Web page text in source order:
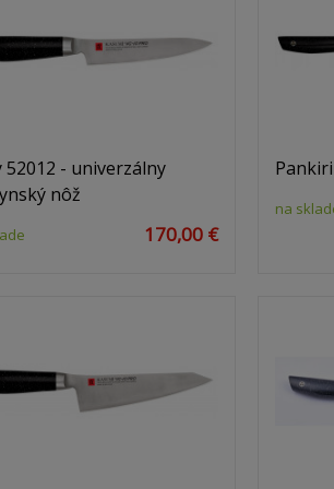
52012 - univerzálny
nôž
170,00 €
na